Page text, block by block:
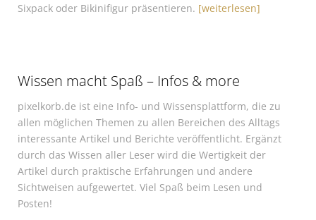
Sixpack oder Bikinifigur präsentieren. [weiterlesen]
Wissen macht Spaß – Infos & more
pixelkorb.de ist eine Info- und Wissensplattform, die zu
allen möglichen Themen zu allen Bereichen des Alltags
interessante Artikel und Berichte veröffentlicht. Ergänzt
durch das Wissen aller Leser wird die Wertigkeit der
Artikel durch praktische Erfahrungen und andere
Sichtweisen aufgewertet. Viel Spaß beim Lesen und
Posten!